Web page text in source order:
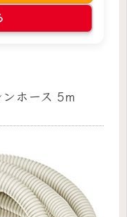
ホース 5m